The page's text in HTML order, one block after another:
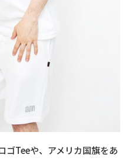
ゴTeeや、アメリカ国旗をあ